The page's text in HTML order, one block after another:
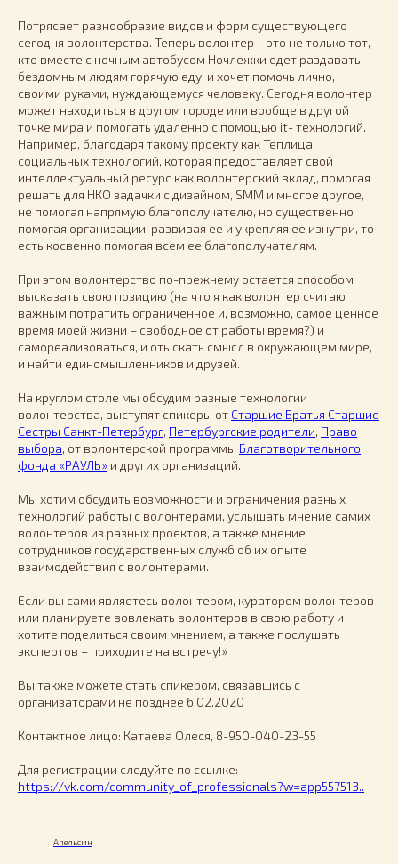
Потрясает разнообразие видов и форм существующего
сегодня волонтерства. Теперь волонтер – это не только тот,
кто вместе с ночным автобусом Ночлежки едет раздавать
бездомным людям горячую еду, и хочет помочь лично,
своими руками, нуждающемуся человеку. Сегодня волонтер
может находиться в другом городе или вообще в другой
точке мира и помогать удаленно с помощью it- технологий.
Например, благодаря такому проекту как Теплица
социальных технологий, которая предоставляет свой
интеллектуальный ресурс как волонтерский вклад, помогая
решать для НКО задачки с дизайном, SMM и многое другое,
не помогая напрямую благополучателю, но существенно
помогая организации, развивая ее и укрепляя ее изнутри, то
есть косвенно помогая всем ее благополучателям.
При этом волонтерство по-прежнему остается способом
высказать свою позицию (на что я как волонтер считаю
важным потратить ограниченное и, возможно, самое ценное
время моей жизни – свободное от работы время?) и
самореализоваться, и отыскать смысл в окружающем мире,
и найти единомышленников и друзей.
На круглом столе мы обсудим разные технологии
волонтерства, выступят спикеры от Старшие Братья Старшие
Сестры Санкт-Петербург, Петербургские родители, Право
выбора, от волонтерской программы Благотворительного
фонда «РАУЛЬ» и других организаций.
Мы хотим обсудить возможности и ограничения разных
технологий работы с волонтерами, услышать мнение самих
волонтеров из разных проектов, а также мнение
сотрудников государственных служб об их опыте
взаимодействия с волонтерами.
Если вы сами являетесь волонтером, куратором волонтеров
или планируете вовлекать волонтеров в свою работу и
хотите поделиться своим мнением, а также послушать
экспертов – приходите на встречу!»
Вы также можете стать спикером, связавшись с
организаторами не позднее 6.02.2020
Контактное лицо: Катаева Олеся, 8-950-040-23-55
Для регистрации следуйте по ссылке:
https://vk.com/community_of_professionals?w=app557513..
Апельсин